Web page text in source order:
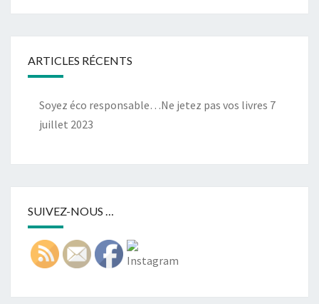
ARTICLES RÉCENTS
Soyez éco responsable…Ne jetez pas vos livres 7
juillet 2023
SUIVEZ-NOUS …